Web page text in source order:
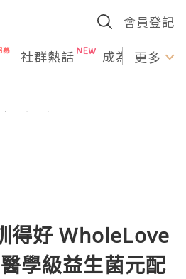
會員登記
社群熱話 成為U更多
得好 WholeLove
學級益生菌元配